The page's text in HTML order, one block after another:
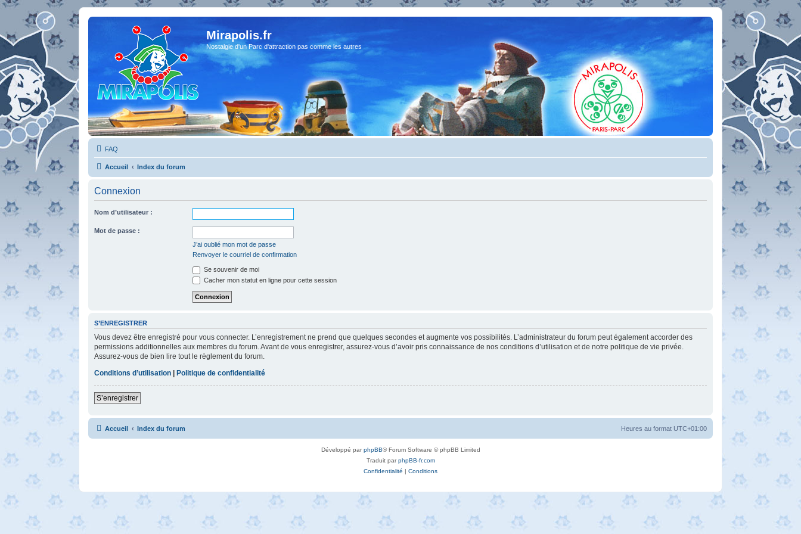
Mirapolis.fr
Nostalgie d'un Parc d'attraction pas comme les autres
FAQ
Accueil Index du forum
Connexion
Nom d’utilisateur :
Mot de passe :
J’ai oublié mon mot de passe
Renvoyer le courriel de confirmation
Se souvenir de moi
Cacher mon statut en ligne pour cette session
S’ENREGISTRER
Vous devez être enregistré pour vous connecter. L’enregistrement ne prend que quelques secondes et augmente vos possibilités. L’administrateur du forum peut également accorder des
permissions additionnelles aux membres du forum. Avant de vous enregistrer, assurez-vous d’avoir pris connaissance de nos conditions d’utilisation et de notre politique de vie privée.
Assurez-vous de bien lire tout le règlement du forum.
Conditions d’utilisation | Politique de confidentialité
S’enregistrer
Accueil Index du forum Heures au format UTC+01:00
Développé parphpBB® Forum Software © phpBB Limited
Traduit parphpBB-fr.com
Confidentialité | Conditions